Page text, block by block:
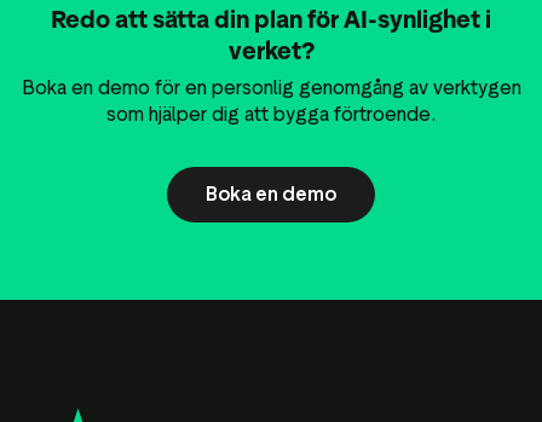
Redo att sätta din plan för AI-synlighet i
verket?
Boka en demo för en personlig genomgång av verktygen
som hjälper dig att bygga förtroende.
Boka en demo